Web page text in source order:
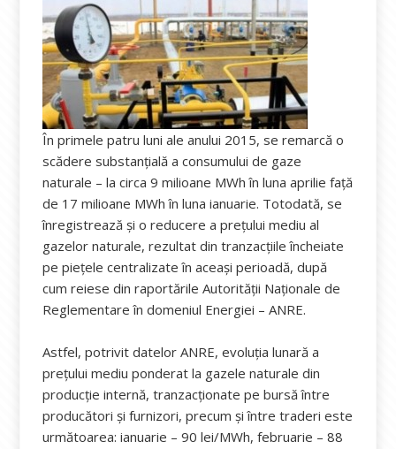
În primele patru luni ale anului 2015, se remarcă o
scădere substanțială a consumului de gaze
naturale – la circa 9 milioane MWh în luna aprilie față
de 17 milioane MWh în luna ianuarie. Totodată, se
înregistrează și o reducere a prețului mediu al
gazelor naturale, rezultat din tranzacțiile încheiate
pe piețele centralizate în aceași perioadă, după
cum reiese din raportările Autorității Naționale de
Reglementare în domeniul Energiei – ANRE.
Astfel, potrivit datelor ANRE, evoluția lunară a
prețului mediu ponderat la gazele naturale din
producţie internă, tranzacționate pe bursă între
producători și furnizori, precum și între traderi este
următoarea: ianuarie – 90 lei/MWh, februarie – 88